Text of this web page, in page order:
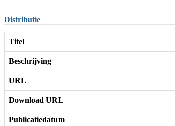
Distributie
Titel
Beschrijving
URL
Download URL
Publicatiedatum